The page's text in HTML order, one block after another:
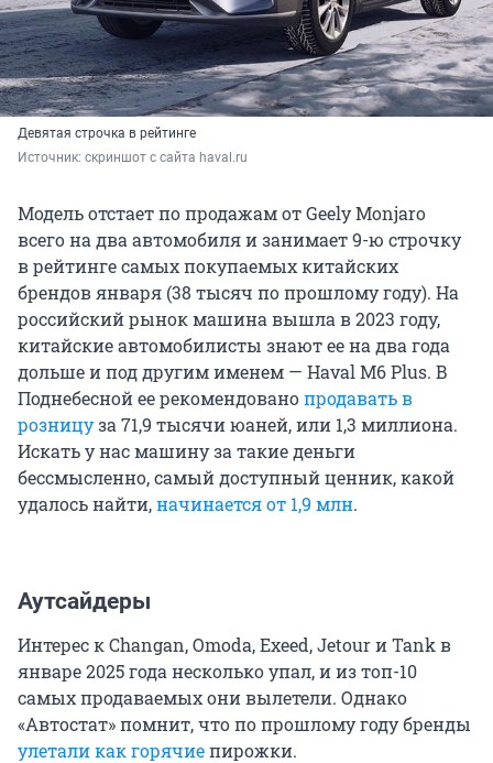
Девятая строчка в рейтинге
Источник: скриншот с сайта haval.ru
Модель отстает по продажам от Geely Mоnjaro
всего на два автомобиля и занимает 9-ю строчку
в рейтинге самых покупаемых китайских
брендов января (38 тысяч по прошлому году). На
российский рынок машина вышла в 2023 году,
китайские автомобилисты знают ее на два года
дольше и под другим именем — Haval M6 Plus. В
Поднебесной ее рекомендованопродавать в
розницуза 71,9 тысячи юаней, или 1,3 миллиона.
Искать у нас машину за такие деньги
бессмысленно, самый доступный ценник, какой
удалось найти,начинается от 1,9 млн.
Аутсайдеры
Интерес к Changan, Omoda, Exeed, Jetour и Tank в
январе 2025 года несколько упал, и из топ-10
самых продаваемых они вылетели. Однако
«Автостат» помнит, что по прошлому году бренды
улетали как горячиепирожки.